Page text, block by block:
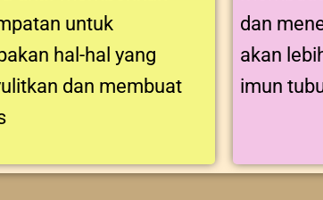
untuk
hal-hal yang
dan membuat
dan
akan
imun